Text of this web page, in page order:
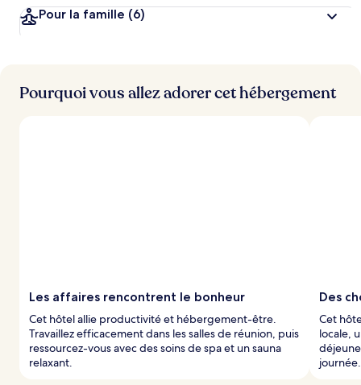
Pour la famille (6)
Pourquoi vous allez adorer cet hébergement
Les affaires rencontrent le bonheur
Cet hôtel allie productivité et hébergement-être.
Travaillez efficacement dans les salles de réunion, puis
ressourcez-vous avec des soins de spa et un sauna
relaxant.
Des
Cet
locale,
journée.